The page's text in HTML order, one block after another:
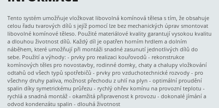
Tento systém umožňuje vložkovat libovolná komínová tělesa s tím, že obsahuje
celou řadu tvarových dílů s jejíž pomocí lze bez mechanických úprav smontovat
libovolné komínové těleso. Použité materiálové kvality garantují vysokou kvalitu
a dlouhou životnost dílů. Každý díl je opatřen horním hrdlem a dolním
náběhem, které umožňují při montáži snadné zasunutí jednotlivých dílů do
sebe. Použití a výhody: - prvky pro realizaci kouřovodů - rekonstrukce
komínových těles pro novostavby, rodinné domky, chaty a chalupy vložkování
odtahů od všech typů spotřebičů - prvky pro vzduchotechnické rozvody - pro
všechny druhy paliva, možnost přechodu z uhlí na plyn - optimální proudění
spalin díky symetrickému průřezu - rychlý ohřev komínu na provozní teplotu -
rychlá a snadná montáž - okamžitá připravenost k provozu - dokonalé jímání a
odvod kondenzátu spalin - dlouhá životnost